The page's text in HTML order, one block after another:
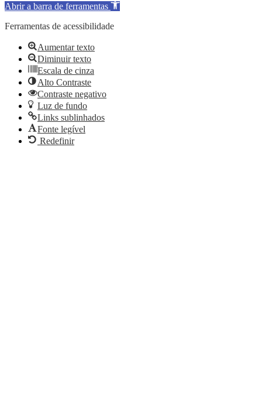
Abrir a barra de ferramentas
Ferramentas de acessibilidade
Aumentar texto
Diminuir texto
Escala de cinza
Alto Contraste
Contraste negativo
Luz de fundo
Links sublinhados
Fonte legível
Redefinir